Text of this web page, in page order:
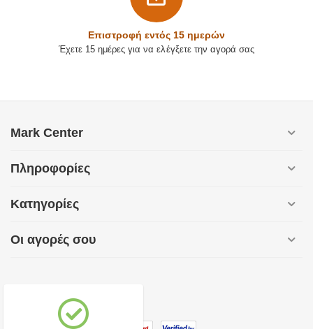
Επιστρoφή εντός 15 ημερών
Έχετε 15 ημέρες για να ελέγξετε την αγορά σας
Mark Center
Πληροφορίες
Κατηγορίες
Οι αγορές σου